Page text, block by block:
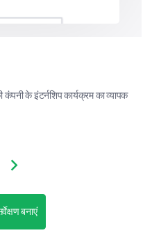
you suggest in the
के इंटर्नशिप कार्यक्रम का व्यापक
slide
Next slide
बनाएं